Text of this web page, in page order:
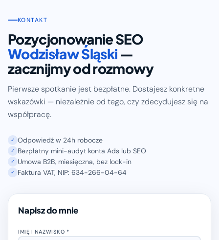
KONTAKT
Pozycjonowanie SEO
Wodzisław Śląski —
zacznijmy od rozmowy
Pierwsze spotkanie jest bezpłatne. Dostajesz konkretne
wskazówki — niezależnie od tego, czy zdecydujesz się na
współpracę.
✓ Odpowiedź w 24h robocze
✓ Bezpłatny mini-audyt konta Ads lub SEO
✓ Umowa B2B, miesięczna, bez lock-in
✓ Faktura VAT, NIP: 634-266-04-64
Napisz do mnie
IMIĘ I NAZWISKO *